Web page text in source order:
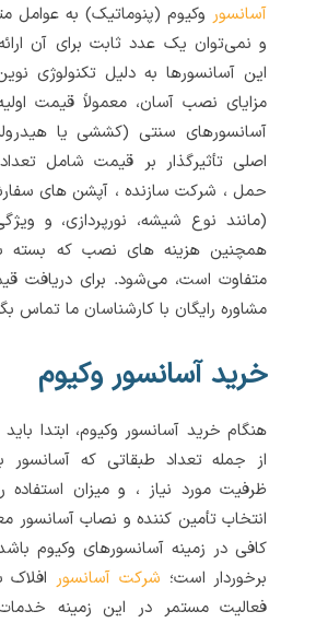
آسانسور وکیوم (پنوماتیک) به عوامل
و نمی‌توان یک عدد ثابت برای آن
این آسانسورها به دلیل تکنولوژی
مزایای نصب آسان، معمولاً قیمت
آسانسورهای سنتی (کششی یا
اصلی تأثیرگذار بر قیمت شامل
حمل ، شرکت سازنده ، آپشن های
(مانند نوع شیشه، نورپردازی، و
همچنین هزینه های نصب که بسته
متفاوت است، می‌شود. برای دریافت
مشاوره رایگان با کارشناسان ما تماس
خرید آسانسور وکیوم
هنگام خرید آسانسور وکیوم، ابتدا
از جمله تعداد طبقاتی که
ظرفیت مورد نیاز ، و میزان استفاده
انتخاب تأمین کننده و نصاب آسانسور
کافی در زمینه آسانسورهای وکیوم
برخوردار است؛ شرکت آسانسور
فعالیت مستمر در این زمینه